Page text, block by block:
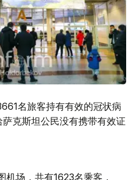
名旅客持有有效的冠状病
克斯坦公民没有携带有效证
场，共有1623名乘客，